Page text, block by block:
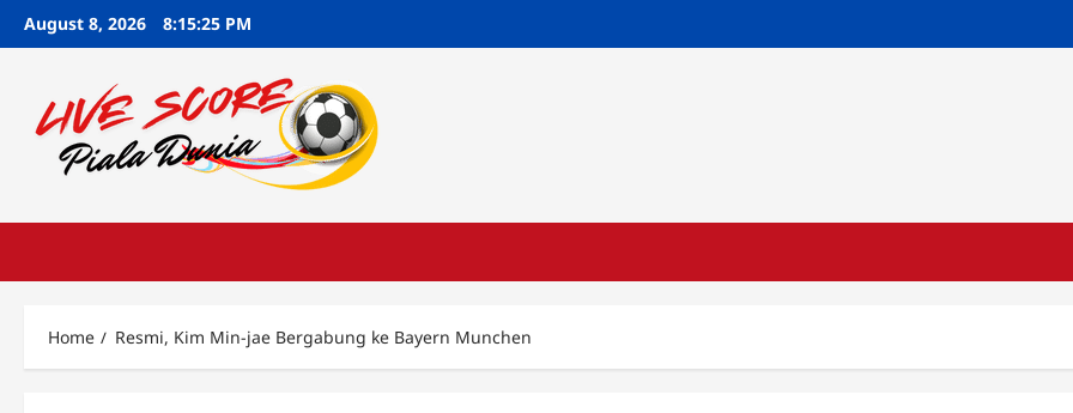
SkipAugust 8, 2026 8:15:26 PM
Home Resmi, Kim Min-jae Bergabung ke Bayern Munchen